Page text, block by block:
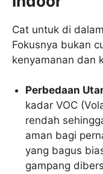
Cat untuk di
Fokusnya bukan
kenyamanan dan
Perbedaan
kadar VOC
rendah
aman bagi
yang bagus
gampang